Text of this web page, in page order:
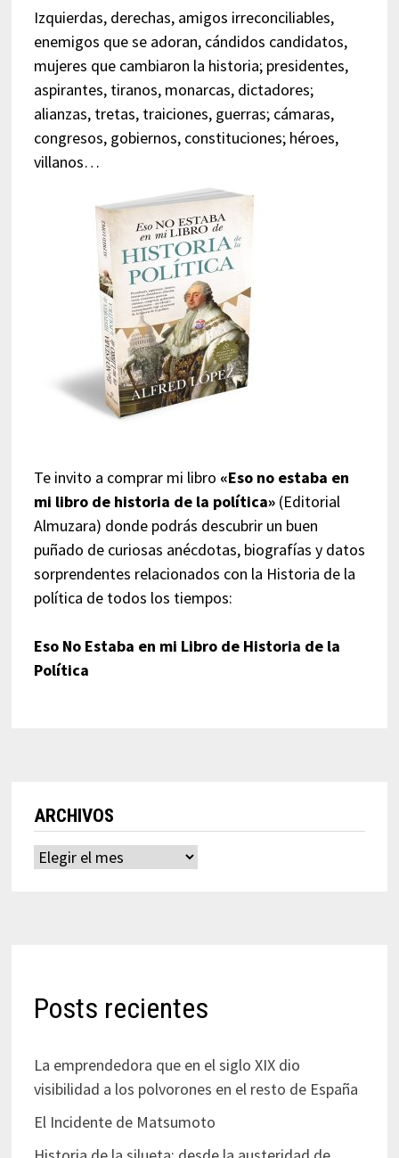
Izquierdas, derechas, amigos irreconciliables,
enemigos que se adoran, cándidos candidatos,
mujeres que cambiaron la historia; presidentes,
aspirantes, tiranos, monarcas, dictadores;
alianzas, tretas, traiciones, guerras; cámaras,
congresos, gobiernos, constituciones; héroes,
villanos…
Te invito a comprar mi libro «Eso no estaba en
mi libro de historia de la política»(Editorial
Almuzara) donde podrás descubrir un buen
puñado de curiosas anécdotas, biografías y datos
sorprendentes relacionados con la Historia de la
política de todos los tiempos:
Eso No Estaba en mi Libro de Historia de la
Política
ARCHIVOS
Archivos
Posts recientes
La emprendedora que en el siglo XIX dio
visibilidad a los polvorones en el resto de España
El Incidente de Matsumoto